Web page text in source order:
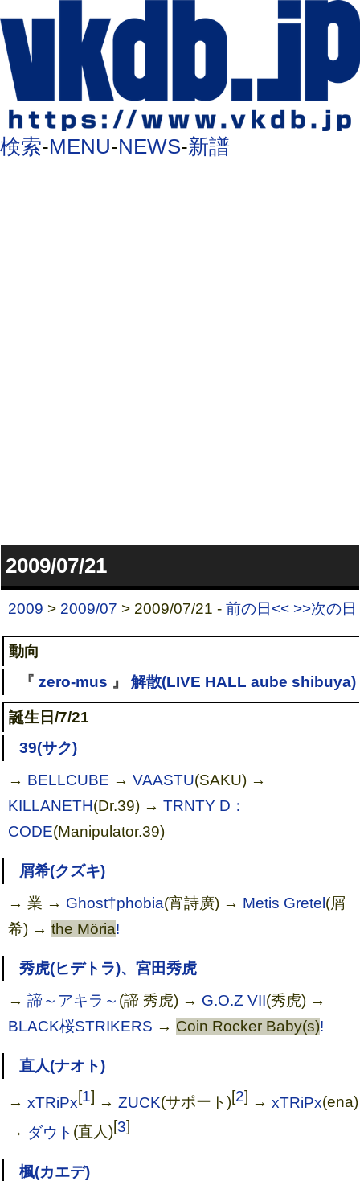
検索-MENU-NEWS-新譜
2009/07/21
2009 > 2009/07 > 2009/07/21 -前の日<< >>次の日
動向
『 zero-mus 』 解散(LIVE HALL aube shibuya)
誕生日/7/21
39(サク)
→ BELLCUBE →VAASTU(SAKU) →
KILLANETH(Dr.39) →TRNTY D：
CODE(Manipulator.39)
屑希(クズキ)
→ 業 → Ghost†phobia(宵詩廣) → Metis Gretel (屑
希) →the Möria!
秀虎(ヒデトラ)、宮田秀虎
→諦～アキラ～ (諦 秀虎) → G.O.Z VII(秀虎) →
BLACK桜STRIKERS → Coin Rocker Baby(s)!
直人(ナオト)
→xTRiPx[1] →ZUCK(サポート)[2] →xTRiPx(ena)
→ ダウト (直人)[3]
楓(カエデ)